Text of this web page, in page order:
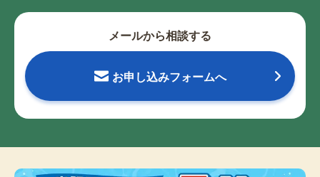
メールから相談する
お申し込みフォームへ